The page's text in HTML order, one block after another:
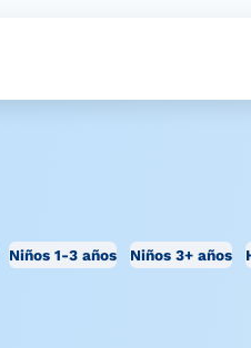
Niños 1-3 años Niños 3+ años